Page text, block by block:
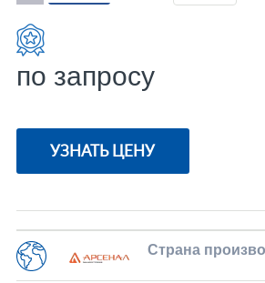
по запросу
УЗНАТЬ ЦЕНУ
Страна